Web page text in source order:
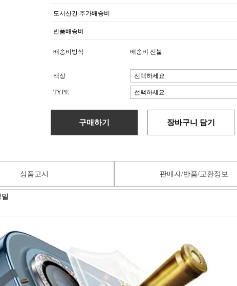
도서산간 추가배송비
반품배송비
배송비방식 배송비 선불
색상
TYPE
구매하기 장바구니 담기
상품고시 판매자/반품/교환정보